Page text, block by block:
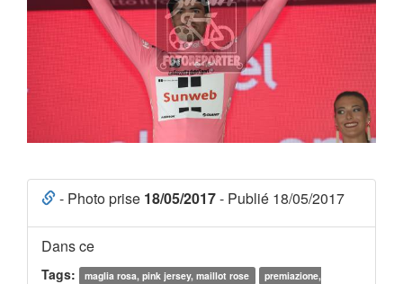
- Photo prise 18/05/2017- Publié 18/05/2017
Dans ce
Tags: maglia rosa, pink jersey, maillot rose
premiazione,